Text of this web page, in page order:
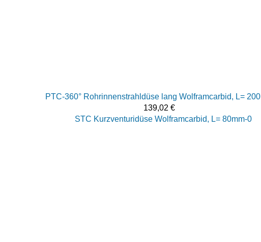
PTC-360° Rohrinnenstrahldüse lang Wolframcarbid, L=
139,02 €